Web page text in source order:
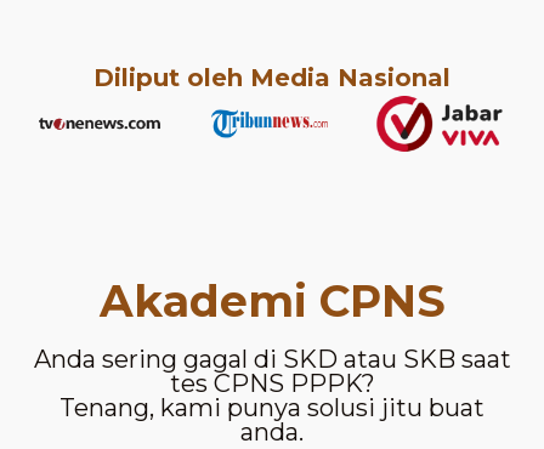
Diliput oleh Media Nasional
Akademi CPNS
Anda sering gagal di SKD atau SKB saat
tes CPNS PPPK?
Tenang, kami punya solusi jitu buat
anda.